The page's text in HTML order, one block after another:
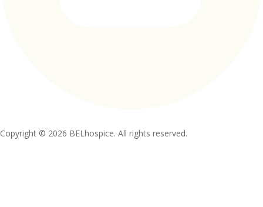
Copyright © 2026 BELhospice. All rights reserved.